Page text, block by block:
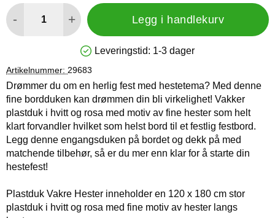
- + Legg i handlekurv
Produkttilgjengelighet: På lager
Leveringstid: 1-3 dager
Artikelnummer: 29683
Drømmer du om en herlig fest med hestetema? Med denne
fine bordduken kan drømmen din bli virkelighet! Vakker
plastduk i hvitt og rosa med motiv av fine hester som helt
klart forvandler hvilket som helst bord til et festlig festbord.
Legg denne engangsduken på bordet og dekk på med
matchende tilbehør, så er du mer enn klar for å starte din
hestefest!
Plastduk Vakre Hester inneholder en 120 x 180 cm stor
plastduk i hvitt og rosa med fine motiv av hester langs